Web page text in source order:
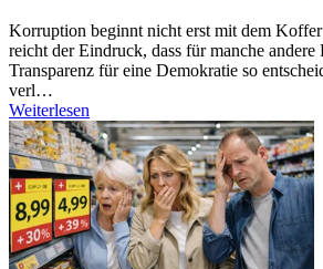
Korruption beginnt nicht erst mit dem
reicht der Eindruck, dass für manche andere
Transparenz für eine Demokratie so
verl…
Weiterlesen